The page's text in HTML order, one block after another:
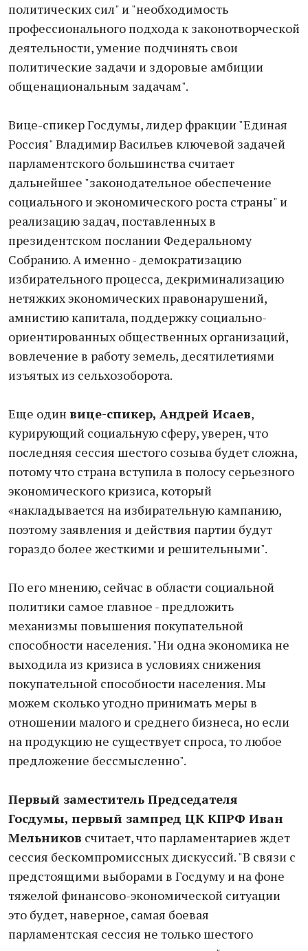
политических сил" и "необходимость
профессионального подхода к законотворческой
деятельности, умение подчинять свои
политические задачи и здоровые амбиции
общенациональным задачам".
Вице-спикер Госдумы, лидер фракции "Единая
Россия" Владимир Васильев ключевой задачей
парламентского большинства считает
дальнейшее "законодательное обеспечение
социального и экономического роста страны" и
реализацию задач, поставленных в
президентском послании Федеральному
Собранию. А именно - демократизацию
избирательного процесса, декриминализацию
нетяжких экономических правонарушений,
амнистию капитала, поддержку социально-
ориентированных общественных организаций,
вовлечение в работу земель, десятилетиями
изъятых из сельхозоборота.
Еще один вице-спикер,​ Андрей Исаев,
курирующий социальную сферу, уверен, что
последняя сессия шестого созыва будет сложна,
потому что страна вступила в полосу серьезного
экономического кризиса, который
«накладывается на избирательную кампанию,
поэтому заявления и действия партии будут
гораздо более жесткими и решительными".
По его мнению, сейчас в области социальной
политики самое главное - предложить
механизмы повышения покупательной
способности населения. "Ни одна экономика не
выходила из кризиса в условиях снижения
покупательной способности населения. Мы
можем сколько угодно принимать меры в
отношении малого и среднего бизнеса, но если
на продукцию не существует спроса, то любое
предложение бессмысленно".
Первый заместитель Председателя
Госдумы, первый зампред ЦК КПРФ Иван
Мельников считает, что парламентариев ждет
сессия бескомпромиссных дискуссий. "В связи с
предстоящими выборами в Госдуму и на фоне
тяжелой финансово-экономической ситуации
это будет, наверное, самая боевая
парламентская сессия не только шестого